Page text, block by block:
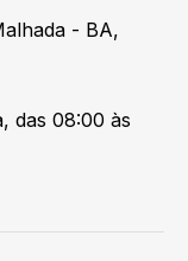
- BA,
das 08:00 às